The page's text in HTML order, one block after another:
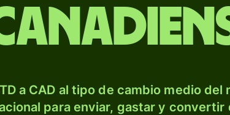
a CAD al tipo de cambio medio del
para enviar, gastar y convertir